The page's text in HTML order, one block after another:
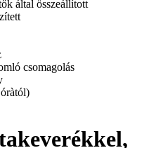
által összeállított
csomagolás